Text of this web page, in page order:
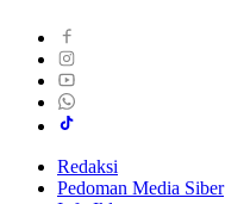
Redaksi
Pedoman Media Siber